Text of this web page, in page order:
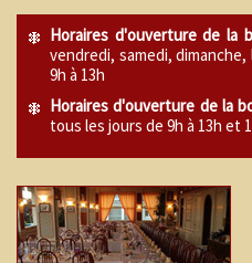
Horaires d'ouverture de la
vendredi, samedi,
9h à 13h
Horaires d'ouverture de la
tous les jours de 9h à 13h et